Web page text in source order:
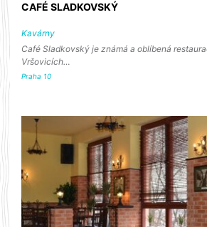
CAFÉ SLADKOVSKÝ
Kavárny
Café Sladkovský je známá a oblíbená
Vršovicích…
Praha 10